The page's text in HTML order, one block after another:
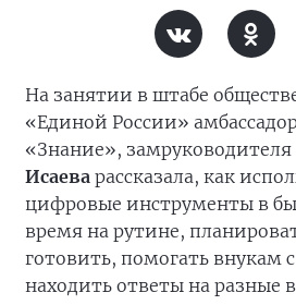
На занятии в штабе
«Единой России»
«Знание»,
Исаева рассказала, как
цифровые инструменты в
время на рутине,
готовить, помогать внукам
находить ответы на разные